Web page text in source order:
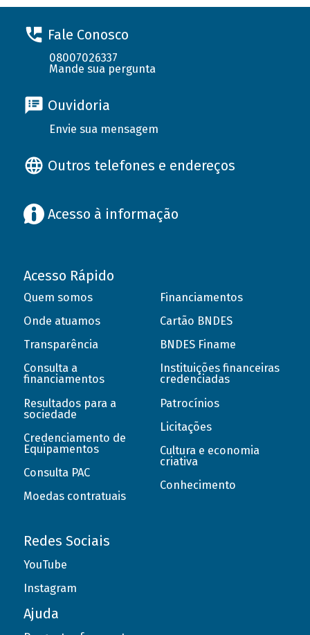
Fale Conosco
08007026337
Mande sua pergunta
Ouvidoria
Envie sua mensagem
Outros telefones e endereços
Acesso à informação
Acesso Rápido
Quem somos
Onde atuamos
Transparência
Consulta a
financiamentos
Resultados para a
sociedade
Credenciamento de
Equipamentos
Consulta PAC
Moedas contratuais
Financiamentos
Cartão BNDES
BNDES Finame
Instituições financeiras
credenciadas
Patrocínios
Licitações
Cultura e economia
criativa
Conhecimento
Redes Sociais
YouTube
Instagram
Ajuda